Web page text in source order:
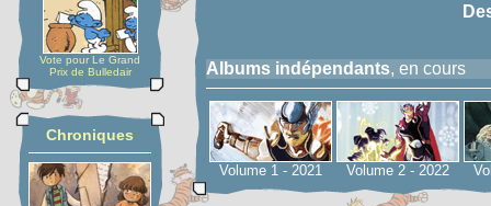
Vote pour Le Grand
Prix de Bulledair
Chroniques
Albums indépendants, en cours
Volume 1 - 2021 Volume 2 - 2022